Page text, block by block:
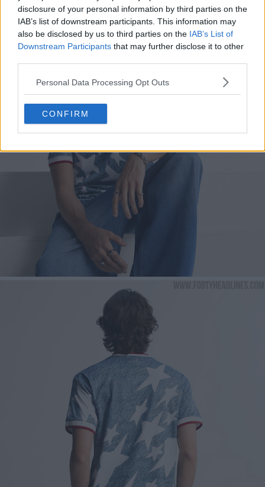
disclosure of your personal information by third parties on the
IAB’s list of downstream participants. This information may
also be disclosed by us to third parties on the IAB’s List of
Downstream Participants that may further disclose it to other
Personal Data Processing Opt Outs
CONFIRM